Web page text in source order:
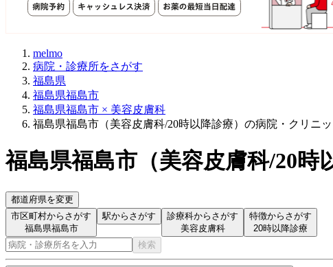
melmo
病院・診療所をさがす
福島県
福島県福島市
福島県福島市 × 美容皮膚科
福島県福島市（美容皮膚科/20時以降診療）の病院・クリニッ
福島県福島市 （美容皮膚科/20時
都道府県を変更
市区町村からさがす
福島県福島市
駅からさがす
診療科からさがす
美容皮膚科
特徴からさがす
20時以降診療
検索